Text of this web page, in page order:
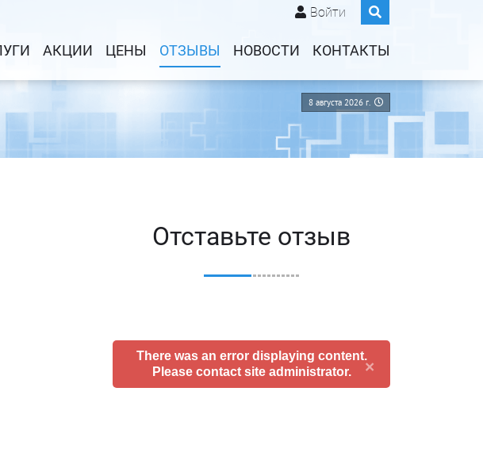
Войти
АКЦИИ ЦЕНЫ ОТЗЫВЫ НОВОСТИ КОНТАКТЫ
8 августа 2026 г.
Отставьте отзыв
There was an error displaying content.
Please contact site administrator.
×